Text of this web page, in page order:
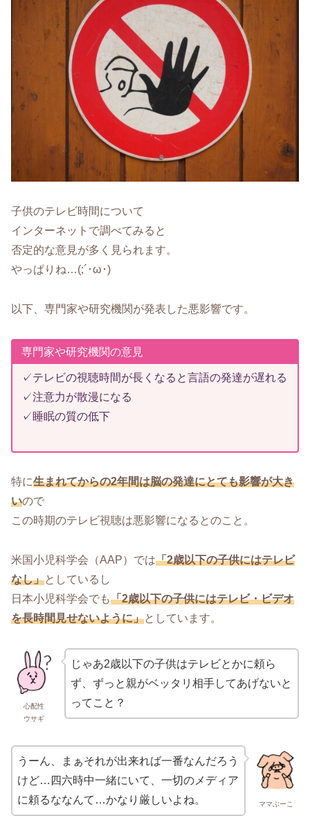
子供のテレビ時間について
インターネットで調べてみると
否定的な意見が多く見られます。
やっぱりね…(;´･ω･)
以下、専門家や研究機関が発表した悪影響です。
専門家や研究機関の意見
✓テレビの視聴時間が長くなると言語の発達が遅れる
✓注意力が散漫になる
✓睡眠の質の低下
特に生まれてからの2年間は脳の発達にとても影響が大き
いので
この時期のテレビ視聴は悪影響になるとのこと。
米国小児科学会（AAP）では「2歳以下の子供にはテレビ
なし」としているし
日本小児科学会でも「2歳以下の子供にはテレビ・ビデオ
を長時間見せないように」としています。
心配性
ウサギ
じゃあ2歳以下の子供はテレビとかに頼ら
ず、ずっと親がベッタリ相手してあげないと
ってこと？
ママぶーこ
うーん、まぁそれが出来れば一番なんだろう
けど…四六時中一緒にいて、一切のメディア
に頼るななんて…かなり厳しいよね。